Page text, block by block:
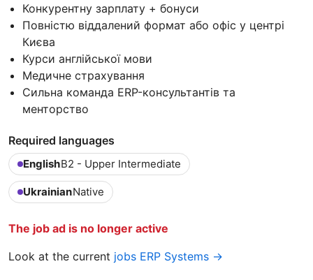
Конкурентну зарплату + бонуси
Повністю віддалений формат або офіс у центрі
Києва
Курси англійської мови
Медичне страхування
Сильна команда ERP-консультантів та
менторство
Required languages
EnglishB2 - Upper Intermediate
UkrainianNative
The job ad is no longer active
Look at the current jobs ERP Systems →